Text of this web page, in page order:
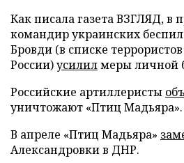
Как писала газета ВЗГЛЯД, в
командир украинских
Бровди (в списке
России)усилилмеры личной
Российские артиллеристы
уничтожают «Птиц Мадьяра».
В апреле «Птиц Мадьяра»
Александровки в ДНР.